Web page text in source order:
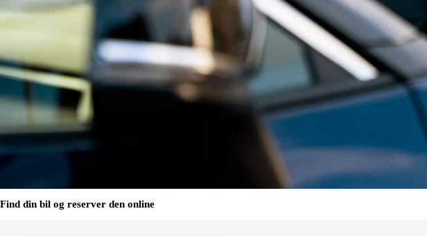
Find din bil og reserver den online